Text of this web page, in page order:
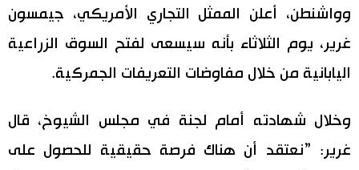
علوم وتكنولوجيا
صور
الأكثر تفاعلا
وواشنطن، أعلن الممثل التجاري الأمريكي، جيمسون
غرير، يوم الثلاثاء بأنه سيسعى لفتح السوق الزراعية
اليابانية من خلال مفاوضات التعريفات الجمركية.
وخلال شهادته أمام لجنة في مجلس الشيوخ، قال
غرير: ”نعتقد أن هناك فرصة حقيقية للحصول على